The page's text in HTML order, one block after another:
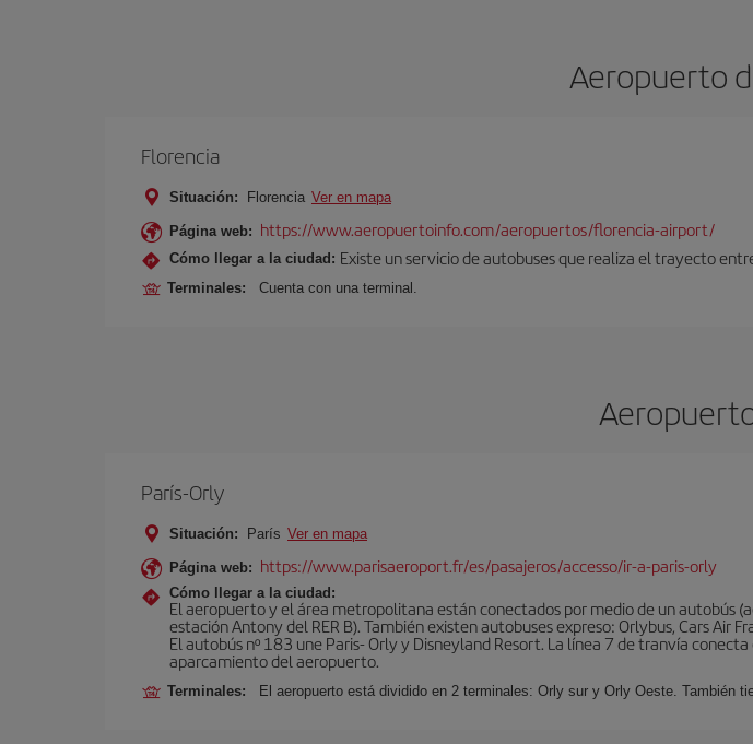
Aeropuerto
Florencia
Situación: Florencia Ver en mapa
Página web: https://www.aeropuertoinfo.com/aeropuertos/florencia-airport/
Cómo llegar a la ciudad: Existe un servicio de autobuses que realiza el trayecto
Terminales: Cuenta con una terminal.
París-Orly
Situación: París Ver en mapa
Página web: https://www.parisaeroport.fr/es/pasajeros/accesso/ir-a-paris-orly
Cómo llegar a la ciudad:
El aeropuerto y el área metropolitana están conectados por medio de un autobús
estación Antony del RER B). También existen autobuses expreso: Orlybus, Cars Air
El autobús nº 183 une Paris- Orly y Disneyland Resort. La línea 7 de tranvía
aparcamiento del aeropuerto.
Terminales: El aeropuerto está dividido en 2 terminales: Orly sur y Orly Oeste. También